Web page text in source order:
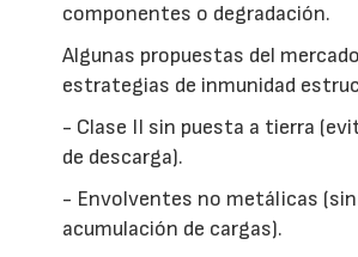
componentes o degradación.
Algunas propuestas del
estrategias de inmunidad
- Clase II sin puesta a tierra
de descarga).
- Envolventes no metálicas (sin
acumulación de cargas).